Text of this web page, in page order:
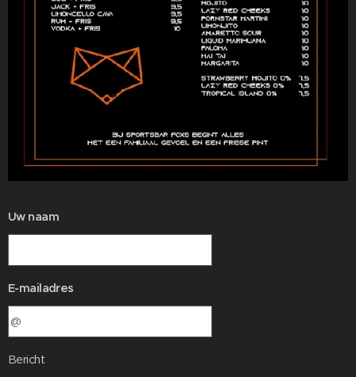
Uw naam
E-mailadres
Bericht